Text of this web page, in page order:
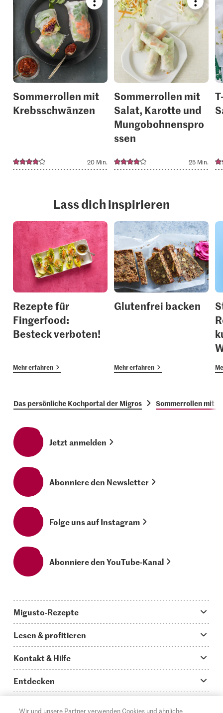
Bookmark
recipe
it
to
your
collections.
Sommerrollen mit
Krebsschwänzen
20 Min.
recipe
or
add
Sommerrollen mit
Salat, Karotte und
Mungobohnenspro
ssen
25 Min.
Lass dich inspirieren
Rezepte für
Fingerfood:
Besteck verboten!
Mehr erfahren
Glutenfrei backen
Mehr erfahren
Das persönliche Kochportal der Migros Sommerrollen mit
Jetzt anmelden
Abonniere den Newsletter
Folge uns auf Instagram
Abonniere den YouTube-Kanal
Migusto-Rezepte
Was koche ich heute?
Hauptgerichte
Schnelle & einfache Rezepte
Lesen & profitieren
Storys
How to-Videos
Kontakt & Hilfe
Infos zum Kochen mit Migusto
Entdecken
Supermarkt
Wir und unsere Partner verwenden Cookies und ähnliche